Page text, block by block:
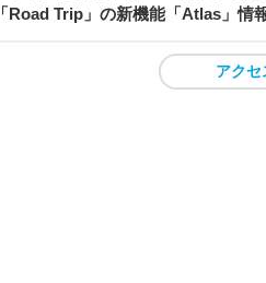
「Road Trip」の新機能「Atlas」情
アク